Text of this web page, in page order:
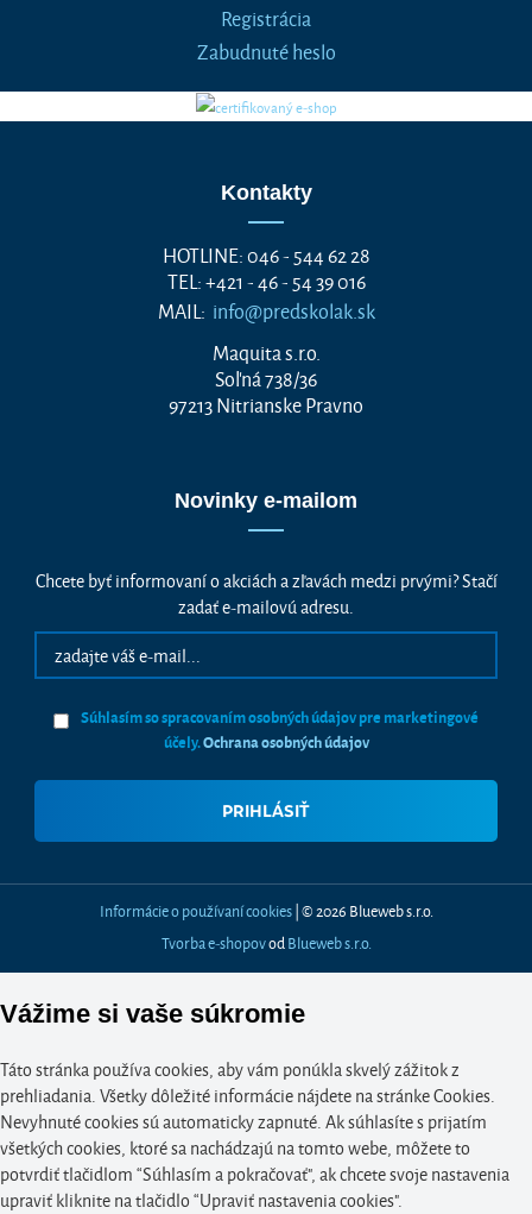
Registrácia
Zabudnuté heslo
Kontakty
HOTLINE: 046 - 544 62 28
TEL: +421 - 46 - 54 39 016
MAIL: info@predskolak.sk
Maquita s.r.o.
Soľná 738/36
97213 Nitrianske Pravno
Novinky e-mailom
Chcete byť informovaní o akciách a zľavách medzi prvými? Stačí
zadať e-mailovú adresu.
Súhlasím so spracovaním osobných údajov pre marketingové
účely.Ochrana osobných údajov
Informácie o používaní cookies| © 2026 Blueweb s.r.o.
Tvorba e-shopovod Blueweb s.r.o.
Vážime si vaše súkromie
Táto stránka používa cookies, aby vám ponúkla skvelý zážitok z
prehliadania. Všetky dôležité informácie nájdete na stránke Cookies.
Nevyhnuté cookies sú automaticky zapnuté. Ak súhlasíte s prijatím
všetkých cookies, ktoré sa nachádzajú na tomto webe, môžete to
potvrdiť tlačidlom “Súhlasím a pokračovať", ak chcete svoje nastavenia
upraviť kliknite na tlačidlo “Upraviť nastavenia cookies".